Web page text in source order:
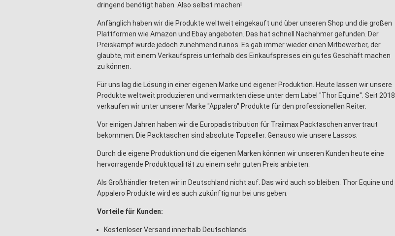
dringend benötigt haben. Also selbst machen!
Anfänglich haben wir die Produkte weltweit eingekauft und über unseren Shop und die großen
Plattformen wie Amazon und Ebay angeboten. Das hat schnell Nachahmer gefunden. Der
Preiskampf wurde jedoch zunehmend ruinös. Es gab immer wieder einen Mitbewerber, der
glaubte, mit einem Verkaufspreis unterhalb des Einkaufspreises ein gutes Geschäft machen
zu können.
Für uns lag die Lösung in einer eigenen Marke und eigener Produktion. Heute lassen wir unsere
Produkte weltweit produzieren und vermarkten diese unter dem Label "Thor Equine" . Seit 2018
verkaufen wir unter unserer Marke "Appalero" Produkte für den professionellen Reiter.
Vor einigen Jahren haben wir die Europadistribution für Trailmax Packtaschen anvertraut
bekommen. Die Packtaschen sind absolute Topseller. Genauso wie unsere Lassos.
Durch die eigene Produktion und die eigenen Marken können wir unseren Kunden heute eine
hervorragende Produktqualität zu einem sehr guten Preis anbieten.
Als Großhändler treten wir in Deutschland nicht auf. Das wird auch so bleiben. Thor Equine und
Appalero Produkte wird es auch zukünftig nur bei uns geben.
Vorteile für Kunden:
Kostenloser Versand innerhalb Deutschlands